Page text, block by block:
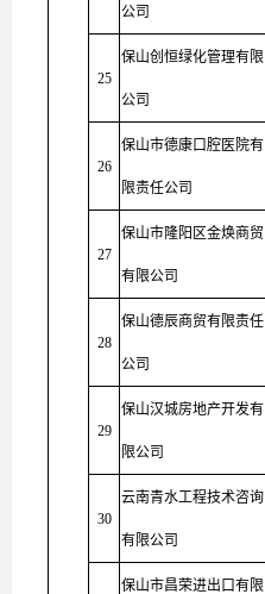
公司
25
保山创恒绿化管理有限
公司
26
保山市德康口腔医院有
限责任公司
27
保山市隆阳区金焕商贸
有限公司
28
保山德辰商贸有限责任
公司
29
保山汉城房地产开发有
限公司
30
云南青水工程技术咨询
有限公司
保山市昌荣进出口有限